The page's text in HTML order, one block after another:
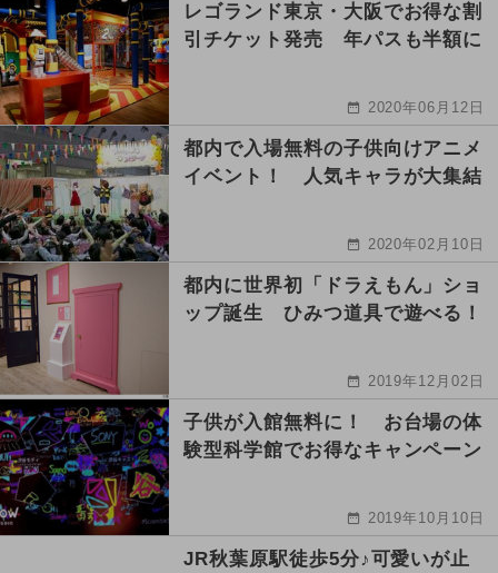
レゴランド東京・大阪でお得な割
引チケット発売 年パスも半額に
2020年06月12日
都内で入場無料の子供向けアニメ
イベント！ 人気キャラが大集結
2020年02月10日
都内に世界初「ドラえもん」ショ
ップ誕生 ひみつ道具で遊べる！
2019年12月02日
子供が入館無料に！ お台場の体
験型科学館でお得なキャンペーン
2019年10月10日
JR秋葉原駅徒歩5分♪可愛いが止